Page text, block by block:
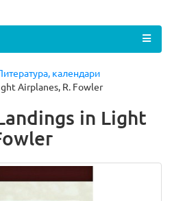
календари
Airplanes, R. Fowler
in Light